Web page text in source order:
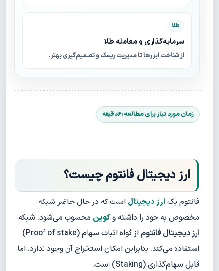
طلا
سرمایه‌گذاری و معامله طلا
از شناخت ابزارها تا مدیریت ریسک و تصمیم‌گیری بهتر.
ارز دیجیتال فانتوم چیست؟
فانتوم یک ارز دیجیتال است که در حال حاضر شبکه
مخصوص به خود را داشته وکوین محسوب می‌شود. شبکه
ارز دیجیتال فانتوم
از گواه اثبات سهام (Proof of stake)
استفاده می‌کند. بنابراین امکان استخراج آن وجود ندارد. اما
قابل سهام‌گذاری (Staking) است.